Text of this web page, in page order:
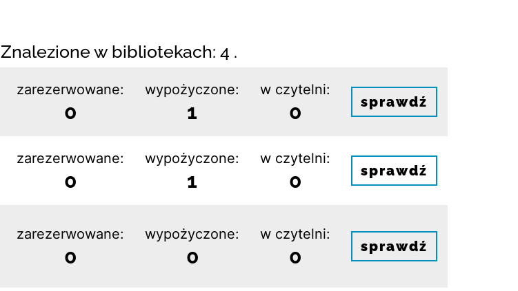
Znalezione w bibliotekach: 4 .
zarezerwowane:
0
wypożyczone:
1
w czytelni:
0 sprawdź
zarezerwowane:
0
wypożyczone:
1
w czytelni:
0 sprawdź
zarezerwowane:
0
wypożyczone:
0
w czytelni:
0 sprawdź